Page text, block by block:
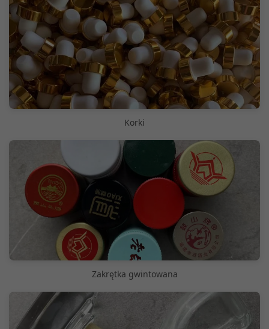
Korki
Zakrętka gwintowana